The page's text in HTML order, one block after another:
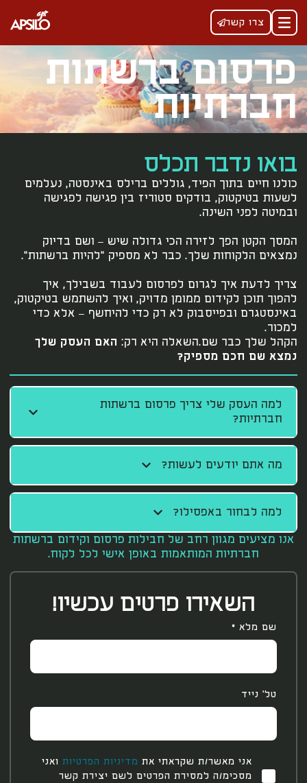
צרו קשר
פרסום ברשתות
חברתיות
בואו נדבר תכלס
כולנו חיים בתוך הפיד, גוללים ברילס באינסטה, נעלמים
לשעות בטיקטוק, בודקים סטוריז בין פגישה לפגישה
ובמיטה לפני השינה.
המסך הקטן הפך לזירה הכי גדולה שיש – ושם בדיוק
נמצאים הלקוחות שלך. כבר לא מספיק "להיות ברשתות".
צריך לדעת איך לגרום לפרסום לעבוד בשבילך, איך
להפוך תוכן לקידום ממומן מדויק, ואיך להשתמש בטיקטוק,
באינסטגרם ובפייסבוק לא רק כדי להיחשף – אלא כדי
למכור.
הקהל שלך כבר שם.השאלה היא רק: האם העסק שלך
נמצא שם חכם מספיק?
למה העסק שלי צריך פרסום ברשתות
חברתיות?
מה אתם יודעים לעשות?
למה לבחור באפסילו?
אנו מציעים מגוון רחב של חבילות פרסום וקידום ברשתות
חברתיות המותאמות באופן אישי לכל לקוח.
השאירו פרטים עכשיו!
שם מלא *
טל' נייד
אני מאשר/ת שקראתי את מדיניות הפרטיות ואני
מסכימ/ה למסירת הפרטים לשם יצירת קשר